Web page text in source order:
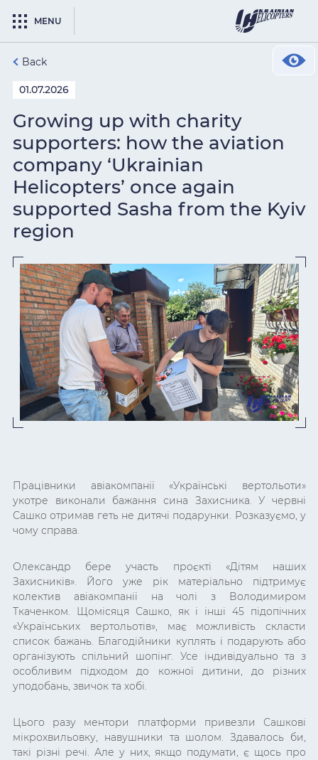
MENU
Back
01.07.2026
Growing up with charity
supporters: how the aviation
company ‘Ukrainian
Helicopters’ once again
supported Sasha from the Kyiv
region
Працівники авіакомпанії «Українські вертольоти»
укотре виконали бажання сина Захисника. У червні
Сашко отримав геть не дитячі подарунки. Розказуємо, у
чому справа.
Олександр бере участь проєкті «Дітям наших
Захисників». Його уже рік матеріально підтримує
колектив авіакомпанії на чолі з Володимиром
Ткаченком. Щомісяця Сашко, як і інші 45 підопічних
«Українських вертольотів», має можливість скласти
список бажань. Благодійники куплять і подарують або
організують спільний шопінг. Усе індивідуально та з
особливим підходом до кожної дитини, до різних
уподобань, звичок та хобі.
Цього разу ментори платформи привезли Сашкові
мікрохвильовку, навушники та шолом. Здавалось би,
такі різні речі. Але у них, якщо подумати, є щось про